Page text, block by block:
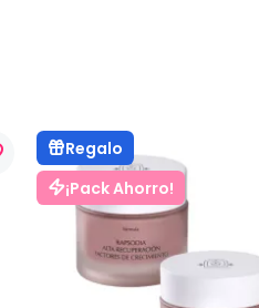
Regalo
¡Pack Ahorro!